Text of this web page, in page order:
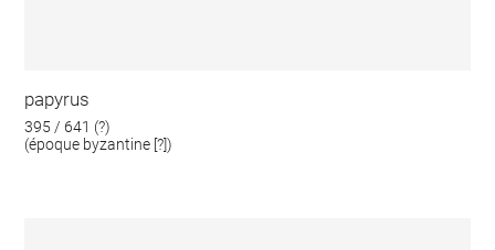
papyrus
395 / 641 (?)
(époque byzantine [?])